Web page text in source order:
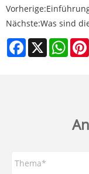
Vorherige:
Nächste:Was sind
Facebook
X